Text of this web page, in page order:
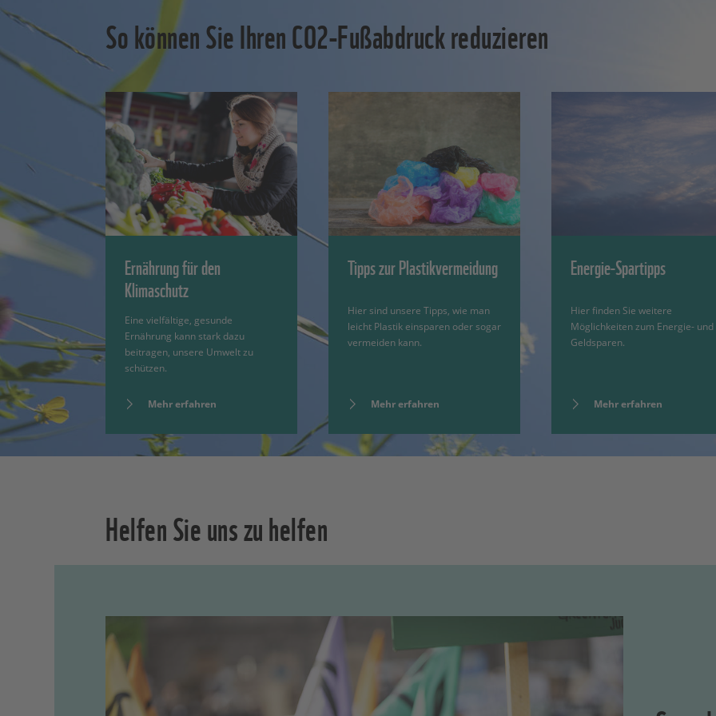
So können Sie Ihren CO2-Fußabdruck reduzieren
Ernährung für den
Klimaschutz
Eine vielfältige, gesunde
Ernährung kann stark dazu
beitragen, unsere Umwelt zu
schützen.
Mehr erfahren
Tipps zur Plastikvermeidung
Hier sind unsere Tipps, wie man
leicht Plastik einsparen oder sogar
vermeiden kann.
Mehr erfahren
Energie-Spartipps
Hier finden Sie weitere
Möglichkeiten zum Energie- und
Geldsparen.
Mehr erfahren
Helfen Sie uns zu helfen